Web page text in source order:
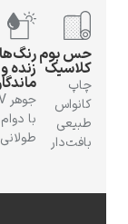
ادوارد هاپر
انتخاب
حرفه‌ای
گلچین
شاهکارهای
تاریخ هنر
آمادهٔ
روی
روش ساخت و